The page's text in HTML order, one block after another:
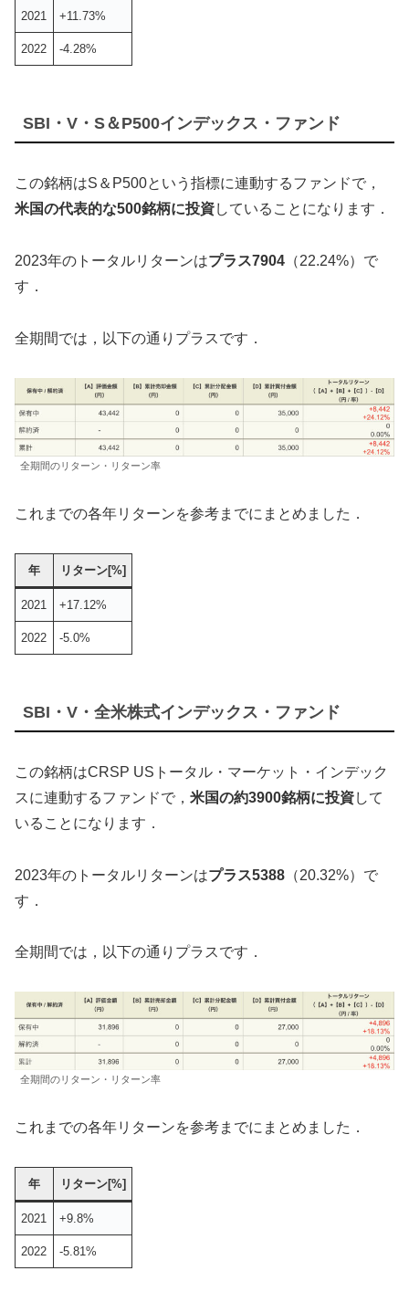
2021 +11.73%
2022 -4.28%
SBI・V・S＆P500インデックス・ファンド
この銘柄はS＆P500という指標に連動するファンドで，
米国の代表的な500銘柄に投資していることになります．
2023年のトータルリターンはプラス7904 （22.24%）で
す．
全期間では，以下の通りプラスです．
全期間のリターン・リターン率
これまでの各年リターンを参考までにまとめました．
年 リターン[%]
2021 +17.12%
2022 -5.0%
SBI・V・全米株式インデックス・ファンド
この銘柄はCRSP USトータル・マーケット・インデック
スに連動するファンドで， 米国の約3900銘柄に投資して
いることになります．
2023年のトータルリターンはプラス5388 （20.32%）で
す．
全期間では，以下の通りプラスです．
全期間のリターン・リターン率
これまでの各年リターンを参考までにまとめました．
年 リターン[%]
2021 +9.8%
2022 -5.81%